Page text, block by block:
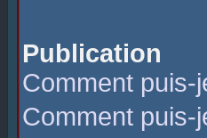
Publication
Comment puis-
Comment